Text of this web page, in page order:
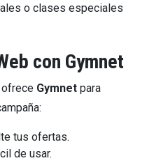
o clases especiales
con Gymnet
ofrece Gymnet para
tus ofertas.
de usar.